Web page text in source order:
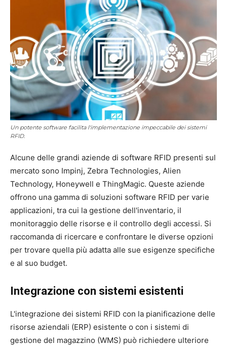
Un potente software facilita l'implementazione impeccabile dei sistemi
RFID.
Alcune delle grandi aziende di software RFID presenti sul
mercato sono Impinj, Zebra Technologies, Alien
Technology, Honeywell e ThingMagic. Queste aziende
offrono una gamma di soluzioni software RFID per varie
applicazioni, tra cui la gestione dell'inventario, il
monitoraggio delle risorse e il controllo degli accessi. Si
raccomanda di ricercare e confrontare le diverse opzioni
per trovare quella più adatta alle sue esigenze specifiche
e al suo budget.
Integrazione con sistemi esistenti
L'integrazione dei sistemi RFID con la pianificazione delle
risorse aziendali (ERP) esistente o con i sistemi di
gestione del magazzino (WMS) può richiedere ulteriore